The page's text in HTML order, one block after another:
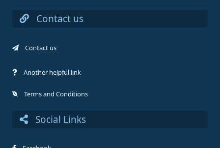
Contact us
Contact us
Another helpful link
Terms and Conditions
Social Links